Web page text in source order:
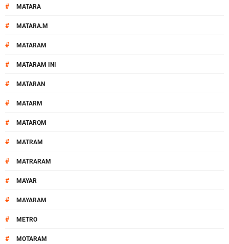
# MATARA
# MATARA.M
# MATARAM
# MATARAM INI
# MATARAN
# MATARM
# MATARQM
# MATRAM
# MATRARAM
# MAYAR
# MAYARAM
# METRO
# MOTARAM